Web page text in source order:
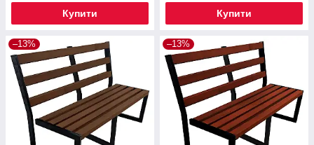
Купити Купити
–13% –13%